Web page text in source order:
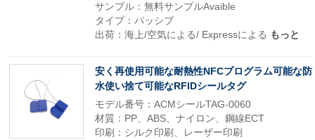
サンプル：無料サンプルAvaible
タイプ：パッシブ
出荷：海上/空気による/ Expressによる もっと
安く再使用可能な耐熱性NFCプログラム可能な防
水使い捨て可能なRFIDシールタグ
モデル番号：ACMシールTAG-0060
材質：PP、ABS、ナイロン、鋼線ECT
印刷：シルク印刷、レーザー印刷